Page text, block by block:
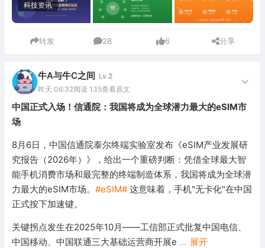
科技资讯
转发 28 6 分享
牛A与牛C之间 Lv.2
昨天 06:32阅读 135查看原文
中国正式入场！信通院：我国将成为全球潜力最大的eSIM市
场
8月6日，中国信通院泰尔终端实验室发布《eSIM产业发展研
究报告（2026年）》，给出一个重磅判断：凭借全球最大智
能手机消费市场和最完整的终端制造体系，我国将成为全球潜
力最大的eSIM市场。 #eSIM#这意味着，手机"无卡化"在中国
正式按下加速键。
关键拐点发生在2025年10月——工信部正式批复中国电信、
中国移动、中国联通三大基础运营商开展e ... 展开